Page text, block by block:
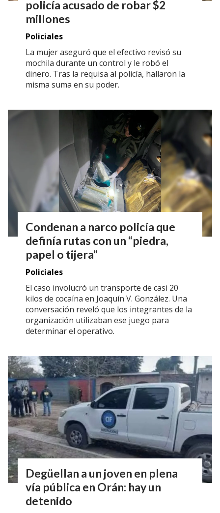
policía acusado de robar $2
millones
Policiales
La mujer aseguró que el efectivo revisó su
mochila durante un control y le robó el
dinero. Tras la requisa al policía, hallaron la
misma suma en su poder.
Condenan a narco policía que
definía rutas con un “piedra,
papel o tijera”
Policiales
El caso involucró un transporte de casi 20
kilos de cocaína en Joaquín V. González. Una
conversación reveló que los integrantes de la
organización utilizaban ese juego para
determinar el operativo.
Degüellan a un joven en plena
vía pública en Orán: hay un
detenido